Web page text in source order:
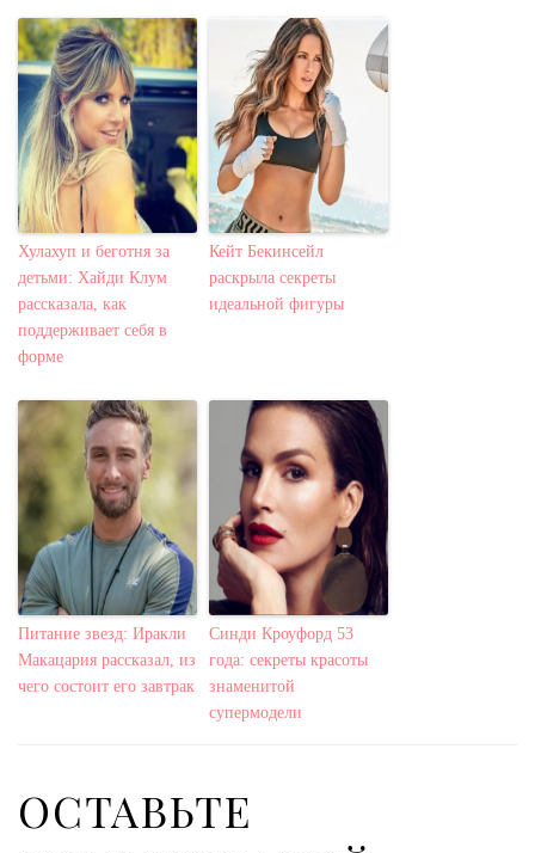
Хулахуп и беготня за
детьми: Хайди Клум
рассказала, как
поддерживает себя в
форме
Кейт Бекинсейл
раскрыла секреты
идеальной фигуры
Питание звезд: Иракли
Макацария рассказал, из
чего состоит его завтрак
Синди Кроуфорд 53
года: секреты красоты
знаменитой
супермодели
ОСТАВЬТЕ